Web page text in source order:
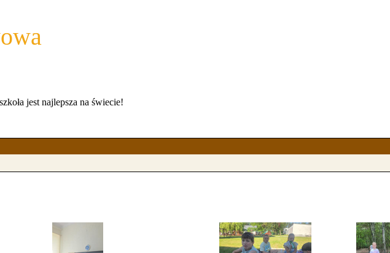
jest najlepsza na świecie!